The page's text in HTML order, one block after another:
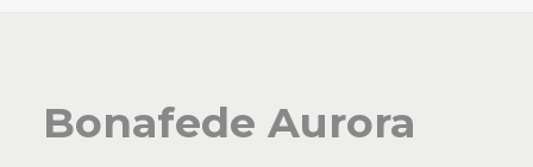
CONTATTI
Bonafede Aurora